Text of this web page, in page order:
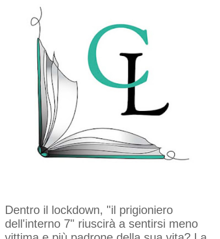
Dentro il lockdown, "il prigioniero
dell'interno 7" riuscirà a sentirsi meno